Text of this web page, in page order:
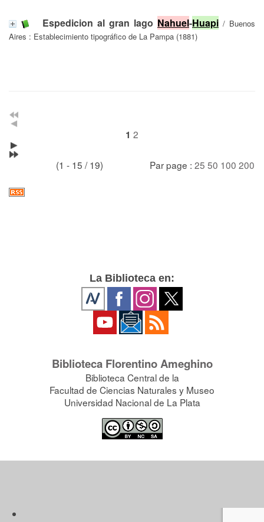
Espedicion al gran lago Nahuel-Huapi / Buenos
Aires : Establecimiento tipográfico de La Pampa (1881)
1 2
(1 - 15 / 19) Par page : 25 50 100 200
La Biblioteca en:
Biblioteca Florentino Ameghino
Biblioteca Central de la
Facultad de Ciencias Naturales y Museo
Universidad Nacional de La Plata